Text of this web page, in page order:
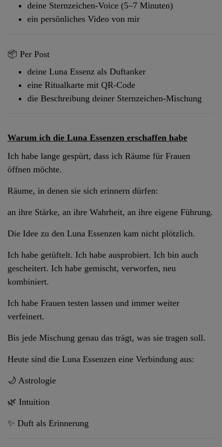
deine Sternzeichen-Voice (5–7 Minuten)
ein persönliches Video von mir
📦 Per Post
deine Luna Essenz als Duftanker
eine Ritualkarte mit QR-Code
die Beschreibung deiner Sternzeichen-Mischung
Warum ich die Luna Essenzen erschaffen habe
Ich habe lange gespürt, dass ich Räume für Frauen
öffnen möchte.
Räume, in denen sie sich erinnern dürfen:
an ihre Stärke, an ihre Wahrheit, an ihre eigene Führung.
Die Idee zu den Luna Essenzen kam nicht plötzlich.
Ich habe getüftelt. Ich habe ausprobiert. Ich bin auch
gescheitert. Ich habe gemischt, verworfen, neu
kombiniert.
Ich habe Frauen testen lassen und immer weiter
verfeinert.
Bis jede Mischung genau das trägt, was sie tragen soll.
Heute sind die Luna Essenzen eine Verbindung aus:
🌙 Astrologie
🌿 Intuition
✨ Duft als Erinnerung